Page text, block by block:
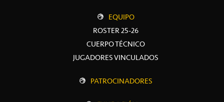
EQUIPO
ROSTER 25-26
CUERPO TÉCNICO
JUGADORES VINCULADOS
PATROCINADORES